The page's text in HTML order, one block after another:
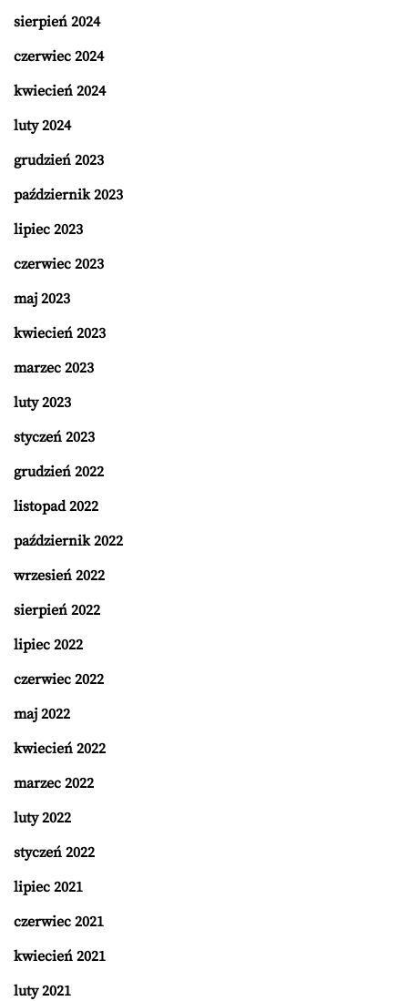
sierpień 2024
czerwiec 2024
kwiecień 2024
luty 2024
grudzień 2023
październik 2023
lipiec 2023
czerwiec 2023
maj 2023
kwiecień 2023
marzec 2023
luty 2023
styczeń 2023
grudzień 2022
listopad 2022
październik 2022
wrzesień 2022
sierpień 2022
lipiec 2022
czerwiec 2022
maj 2022
kwiecień 2022
marzec 2022
luty 2022
styczeń 2022
lipiec 2021
czerwiec 2021
kwiecień 2021
luty 2021